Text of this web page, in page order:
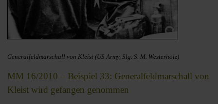
Generalfeldmarschall von Kleist (US Army, Slg. S. M. Westerholz)
MM 16/2010 – Beispiel 33: Generalfeldmarschall von
Kleist wird gefangen genommen